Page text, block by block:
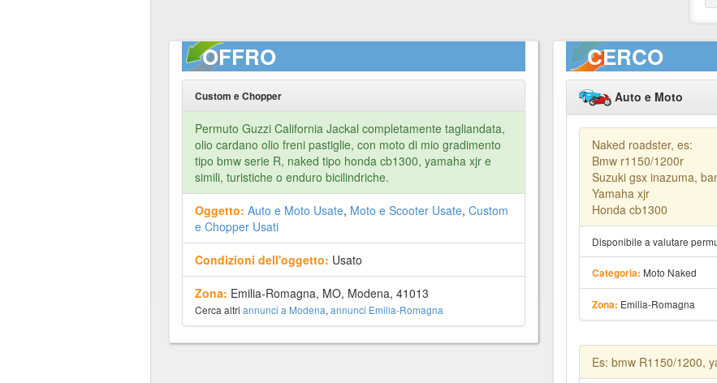
OFFRO
Custom e Chopper
Permuto Guzzi California Jackal completamente tagliandata,
olio cardano olio freni pastiglie, con moto di mio gradimento
tipo bmw serie R, naked tipo honda cb1300, yamaha xjr e
simili, turistiche o enduro bicilindriche.
Oggetto: Auto e Moto Usate, Moto e Scooter Usate, Custom
e Chopper Usati
Condizioni dell'oggetto: Usato
Zona: Emilia-Romagna, MO, Modena, 41013
Cerca altri annunci a Modena, annunci Emilia-Romagna
CERCO
Auto e Moto
Naked roadster, es:
Bmw r1150/1200r
Suzuki gsx inazuma,
Yamaha xjr
Honda cb1300
Disponibile a valutare
Categoria: Moto Naked
Zona: Emilia-Romagna
Es: bmw R1150/1200,